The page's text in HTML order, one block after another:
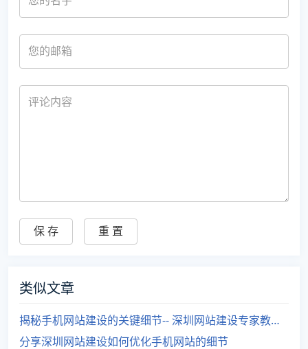
类似文章
揭秘手机网站建设的关键细节-- 深圳网站建设专家教你如何打造完美手机网站
分享深圳网站建设如何优化手机网站的细节